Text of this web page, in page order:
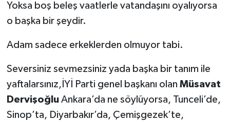
Yoksa boş beleş vaatlerle vatandaşını oyalıyorsa
o başka bir şeydir.
Adam sadece erkeklerden olmuyor tabi.
Seversiniz sevmezsiniz yada başka bir tanım ile
yaftalarsınız,İYİ Parti genel başkanı olan Müsavat
DervişoğluAnkara’da ne söylüyorsa, Tunceli’de,
Sinop’ta, Diyarbakır’da, Çemişgezek’te,